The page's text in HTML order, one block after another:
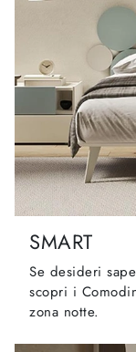
SMART
Se desideri
scopri i
zona notte.